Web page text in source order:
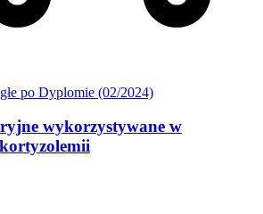
po Dyplomie (02/2024)
wykorzystywane w